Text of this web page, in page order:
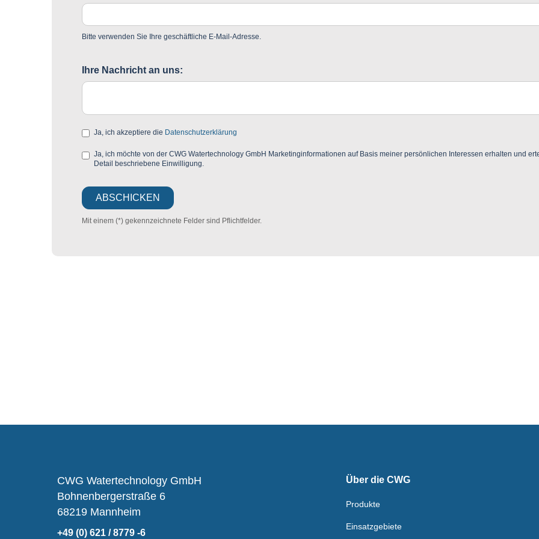
Bitte verwenden Sie Ihre geschäftliche E-Mail-Adresse.
Ihre Nachricht an uns:
Ja, ich akzeptiere die Datenschutzerklärung
Ja, ich möchte von der CWG Watertechnology GmbH Marketinginformationen auf Basis meiner persönlichen Interessen erhalten und
Detail beschriebene Einwilligung.
Mit einem (*) gekennzeichnete Felder sind Pflichtfelder.
CWG Watertechnology GmbH
Bohnenbergerstraße 6
68219 Mannheim
+49 (0) 621 / 8779 -6
Über die CWG
Produkte
Einsatzgebiete